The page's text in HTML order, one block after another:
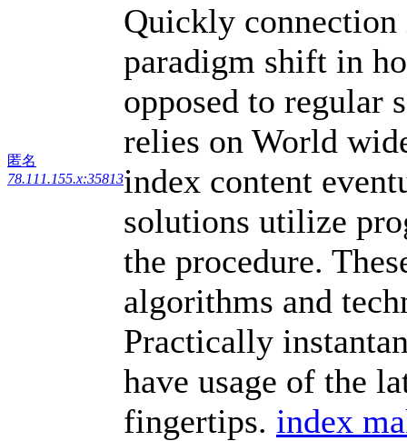
匿名
78.111.155.x:35813
Quickly
paradigm shift in
opposed to regular
relies on World
index content
solutions utilize
the procedure.
algorithms and
Practically
have usage of the
fingertips. index